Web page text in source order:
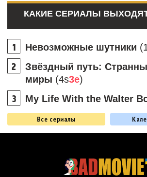
КАКИЕ СЕРИАЛЫ
Невозможные шутники
Звёздный путь:
миры (4s3e)
My Life With the Walter
Все сериалы